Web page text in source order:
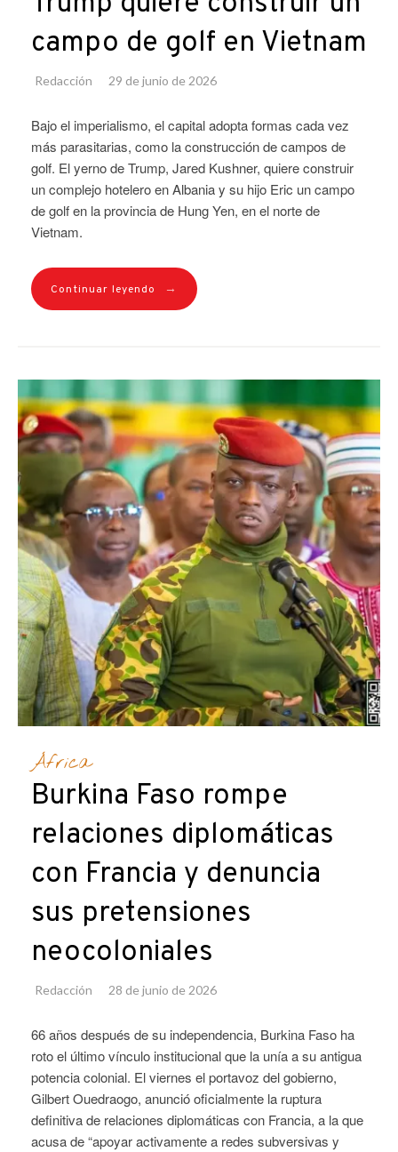
campo de golf en Vietnam
Redacción 29 de junio de 2026
Bajo el imperialismo, el capital adopta formas cada vez
más parasitarias, como la construcción de campos de
golf. El yerno de Trump, Jared Kushner, quiere construir
un complejo hotelero en Albania y su hijo Eric un campo
de golf en la provincia de Hung Yen, en el norte de
Vietnam.
Continuar leyendo →
África
Burkina Faso rompe
relaciones diplomáticas
con Francia y denuncia
sus pretensiones
neocoloniales
Redacción 28 de junio de 2026
66 años después de su independencia, Burkina Faso ha
roto el último vínculo institucional que la unía a su antigua
potencia colonial. El viernes el portavoz del gobierno,
Gilbert Ouedraogo, anunció oficialmente la ruptura
definitiva de relaciones diplomáticas con Francia, a la que
acusa de “apoyar activamente a redes subversivas y